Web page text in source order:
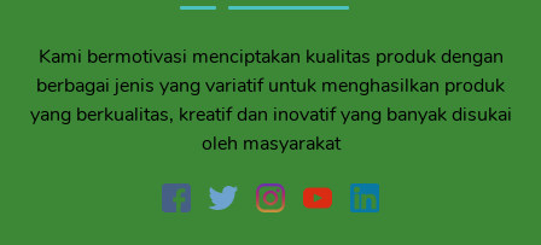
Kami bermotivasi menciptakan kualitas produk dengan
berbagai jenis yang variatif untuk menghasilkan produk
yang berkualitas, kreatif dan inovatif yang banyak disukai
oleh masyarakat